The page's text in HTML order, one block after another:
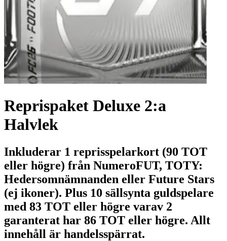
Reprispaket Deluxe 2:a
Halvlek
Inkluderar 1 reprisspelarkort (90 TOT
eller högre) från NumeroFUT, TOTY:
Hedersomnämnanden eller Future Stars
(ej ikoner). Plus 10 sällsynta guldspelare
med 83 TOT eller högre varav 2
garanterat har 86 TOT eller högre. Allt
innehåll är handelsspärrat.